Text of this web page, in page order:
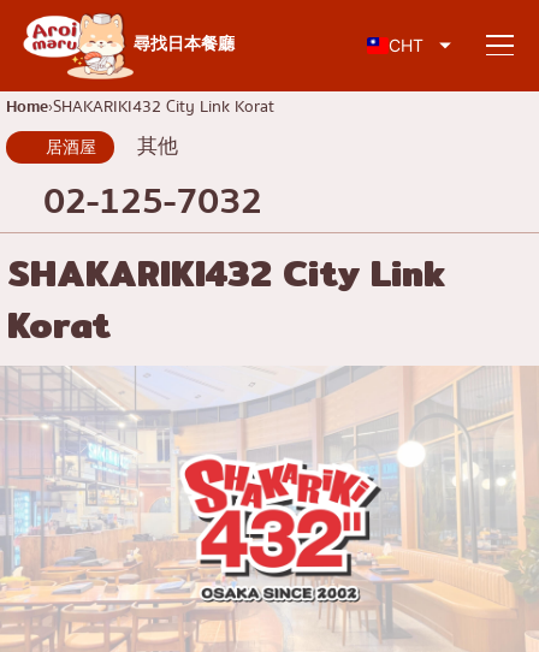
尋找日本餐廳 CHT
日本料理
尋找餐廳
依食物類型搜尋
壽司
拉麵
居酒屋
日式烤肉/烤肉
豬排蓋飯/炸豬排
涮涮鍋/壽喜燒
日式咖哩
日式烤雞肉串
按地區搜尋
查倫克倫
吞武里
暹
通羅
完全相同的
彭彭
知識專欄
特別文章
KOL推薦的文章
HomeSHAKARIKI432 City Link Korat
居酒屋 其他
02-125-7032
SHAKARIKI432 City Link
Korat